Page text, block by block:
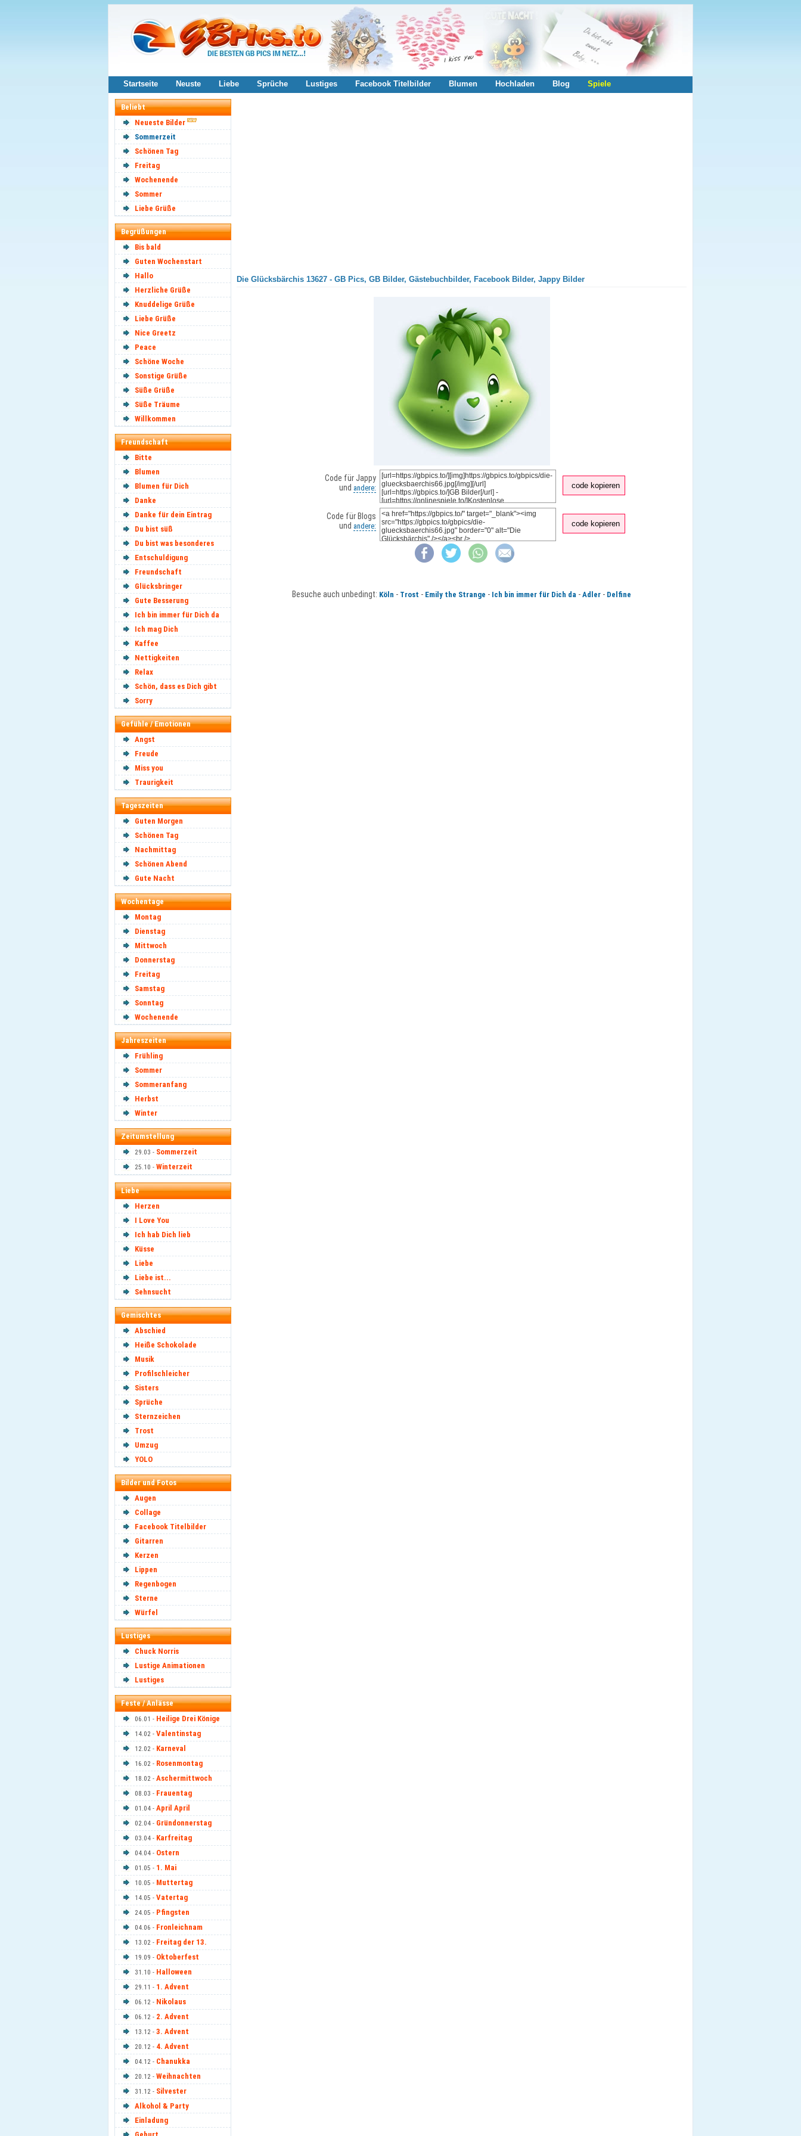
Startseite Neuste Liebe Sprüche Lustiges Facebook Titelbilder Blumen Hochladen Blog Spiele
Beliebt
Neueste Bilder
Sommerzeit
Schönen Tag
Freitag
Wochenende
Sommer
Liebe Grüße
Begrüßungen
Bis bald
Guten Wochenstart
Hallo
Herzliche Grüße
Knuddelige Grüße
Liebe Grüße
Nice Greetz
Peace
Schöne Woche
Sonstige Grüße
Süße Grüße
Süße Träume
Willkommen
Freundschaft
Bitte
Blumen
Blumen für Dich
Danke
Danke für dein Eintrag
Du bist süß
Du bist was besonderes
Entschuldigung
Freundschaft
Glücksbringer
Gute Besserung
Ich bin immer für Dich da
Ich mag Dich
Kaffee
Nettigkeiten
Relax
Schön, dass es Dich gibt
Sorry
Gefühle / Emotionen
Angst
Freude
Miss you
Traurigkeit
Tageszeiten
Guten Morgen
Schönen Tag
Nachmittag
Schönen Abend
Gute Nacht
Wochentage
Montag
Dienstag
Mittwoch
Donnerstag
Freitag
Samstag
Sonntag
Wochenende
Jahreszeiten
Frühling
Sommer
Sommeranfang
Herbst
Winter
Zeitumstellung
29.03 - Sommerzeit
25.10 - Winterzeit
Liebe
Herzen
I Love You
Ich hab Dich lieb
Küsse
Liebe
Liebe ist...
Sehnsucht
Gemischtes
Abschied
Heiße Schokolade
Musik
Profilschleicher
Sisters
Sprüche
Sternzeichen
Trost
Umzug
YOLO
Bilder und Fotos
Augen
Collage
Facebook Titelbilder
Gitarren
Kerzen
Lippen
Regenbogen
Sterne
Würfel
Lustiges
Chuck Norris
Lustige Animationen
Lustiges
Feste / Anlässe
06.01 - Heilige Drei Könige
14.02 - Valentinstag
12.02 - Karneval
16.02 - Rosenmontag
18.02 - Aschermittwoch
08.03 - Frauentag
01.04 - April April
02.04 - Gründonnerstag
03.04 - Karfreitag
04.04 - Ostern
01.05 - 1. Mai
10.05 - Muttertag
14.05 - Vatertag
24.05 - Pfingsten
04.06 - Fronleichnam
13.02 - Freitag der 13.
19.09 - Oktoberfest
31.10 - Halloween
29.11 - 1. Advent
06.12 - Nikolaus
06.12 - 2. Advent
13.12 - 3. Advent
20.12 - 4. Advent
04.12 - Chanukka
20.12 - Weihnachten
31.12 - Silvester
Alkohol & Party
Einladung
Die Glücksbärchis 13627 - GB Pics, GB Bilder, Gästebuchbilder, Facebook Bilder, Jappy Bilder
Code für Jappy
und andere: code kopieren
Code für Blogs
und andere: code kopieren
Besuche auch unbedingt: Köln - Trost - Emily the Strange - Ich bin immer für Dich da - Adler - Delfine